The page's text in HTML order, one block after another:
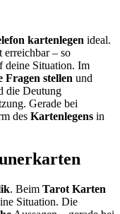
kartenlegen ideal.
erreichbar – so
deine Situation. Im
Fragen stellen und
die Deutung
Gerade bei
des Kartenlegens in
. Beim Tarot Karten
Situation. Die